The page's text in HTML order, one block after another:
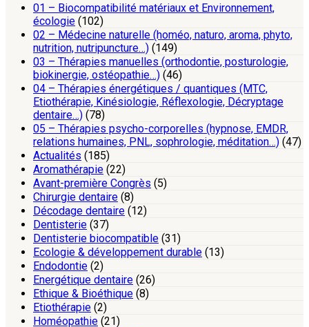
01 – Biocompatibilité matériaux et Environnement,
écologie (102)
02 – Médecine naturelle (homéo, naturo, aroma, phyto,
nutrition, nutripuncture…) (149)
03 – Thérapies manuelles (orthodontie, posturologie,
biokinergie, ostéopathie…) (46)
04 – Thérapies énergétiques / quantiques (MTC,
Etiothérapie, Kinésiologie, Réflexologie, Décryptage
dentaire…) (78)
05 – Thérapies psycho-corporelles (hypnose, EMDR,
relations humaines, PNL, sophrologie, méditation…) (47)
Actualités (185)
Aromathérapie (22)
Avant-première Congrès (5)
Chirurgie dentaire (8)
Décodage dentaire (12)
Dentisterie (37)
Dentisterie biocompatible (31)
Ecologie & développement durable (13)
Endodontie (2)
Energétique dentaire (26)
Ethique & Bioéthique (8)
Etiothérapie (2)
Homéopathie (21)